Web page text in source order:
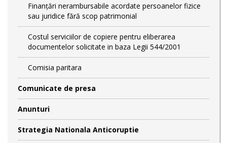
Finanțări nerambursabile acordate persoanelor fizice
sau juridice fără scop patrimonial
Costul serviciilor de copiere pentru eliberarea
documentelor solicitate in baza Legii 544/2001
Comisia paritara
Comunicate de presa
Anunturi
Strategia Nationala Anticoruptie